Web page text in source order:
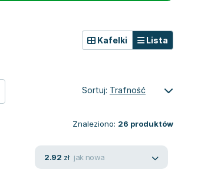
Kafelki Lista
Sortuj: Trafność
Znaleziono: 26 produktów
2.92 zł jak nowa